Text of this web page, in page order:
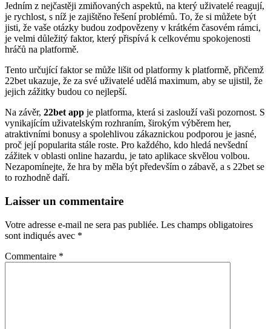
Jedním z nejčastěji zmiňovaných aspektů, na který uživatelé reagují,
je rychlost, s níž je zajištěno řešení problémů. To, že si můžete být
jisti, že vaše otázky budou zodpovězeny v krátkém časovém rámci,
je velmi důležitý faktor, který přispívá k celkovému spokojenosti
hráčů na platformě.
Tento určující faktor se může lišit od platformy k platformě, přičemž
22bet ukazuje, že za své uživatelé udělá maximum, aby se ujistil, že
jejich zážitky budou co nejlepší.
Na závěr, 22bet app je platforma, která si zaslouží vaši pozornost. S
vynikajícím uživatelským rozhraním, širokým výběrem her,
atraktivními bonusy a spolehlivou zákaznickou podporou je jasné,
proč její popularita stále roste. Pro každého, kdo hledá nevšední
zážitek v oblasti online hazardu, je tato aplikace skvělou volbou.
Nezapomínejte, že hra by měla být především o zábavě, a s 22bet se
to rozhodně daří.
Laisser un commentaire
Votre adresse e-mail ne sera pas publiée. Les champs obligatoires
sont indiqués avec *
Commentaire *